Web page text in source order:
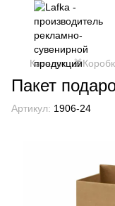
Каталог
Пакет
Артикул: 1906-24